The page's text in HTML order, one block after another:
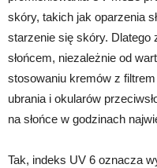
skóry, takich jak oparzenia
starzenie się skóry.
słońcem, niezależnie od
stosowaniu kremów z
ubrania i okularów
na słońce w godzinach
Tak, indeks UV 6 oznacza